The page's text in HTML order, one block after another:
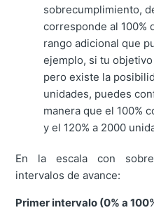
sobrecumplimiento,
corresponde al 100%
rango adicional que
ejemplo, si tu
pero existe la
unidades, puedes
manera que el 100%
y el 120% a 2000
En la escala con
intervalos de avance:
Primer intervalo (0% a